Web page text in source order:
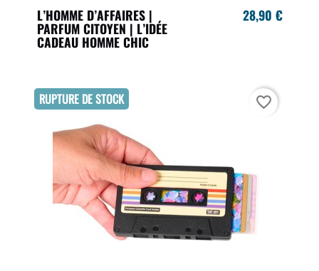
L’HOMME D’AFFAIRES |
PARFUM CITOYEN | L’IDÉE
CADEAU HOMME CHIC
28,90 €
RUPTURE DE STOCK favorite_border